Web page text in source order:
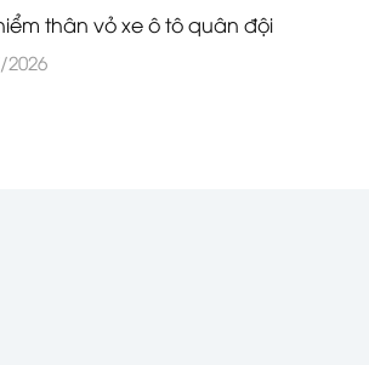
thân vỏ xe ô tô quân đội
2026